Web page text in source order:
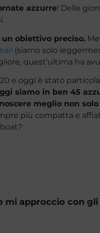
azzurre! Delle
obiettivo preciso.
(siamo solo
quest’ultima ha
e oggi è stato
siamo in ben 45
meglio non
più compatta e
mi approccio con